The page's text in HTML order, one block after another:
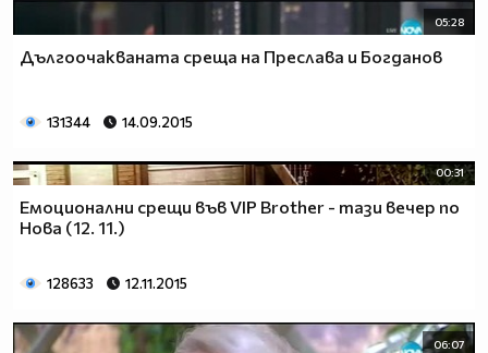
05:28
Дългоочакваната среща на Преслава и Богданов
131344 14.09.2015
00:31
Емоционални срещи във VIP Brother - тази вечер по
Нова (12. 11.)
128633 12.11.2015
06:07